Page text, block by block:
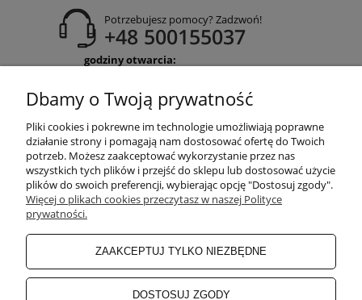
Potrzebujesz pomocy? Zadzwoń!
+48 500155037
godziny otwarcia:
obuwiehigo@gmail.com
WARUNKI ZAKUPÓW
MOJE KONTO
BEZPIECZNE PŁATNOŚCI
Dbamy o Twoją prywatność
Pliki cookies i pokrewne im technologie umożliwiają poprawne
działanie strony i pomagają nam dostosować ofertę do Twoich
potrzeb. Możesz zaakceptować wykorzystanie przez nas
wszystkich tych plików i przejść do sklepu lub dostosować użycie
plików do swoich preferencji, wybierając opcję "Dostosuj zgody".
Więcej o plikach cookies przeczytasz w naszej Polityce
prywatności.
ZAAKCEPTUJ TYLKO NIEZBĘDNE
DOSTOSUJ ZGODY